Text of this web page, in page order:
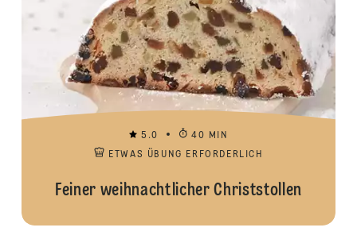
5.0
40 MIN
ETWAS ÜBUNG ERFORDERLICH
Feiner weihnachtlicher Christstollen